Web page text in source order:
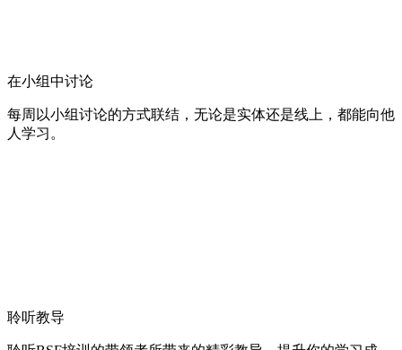
在小组中讨论
每周以小组讨论的方式联结，无论是实体还是线上，都能向他
人学习。
聆听教导